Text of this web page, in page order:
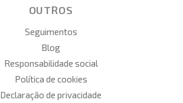
OUTROS
Seguimentos
Blog
Responsabilidade social
Política de cookies
Declaração de privacidade